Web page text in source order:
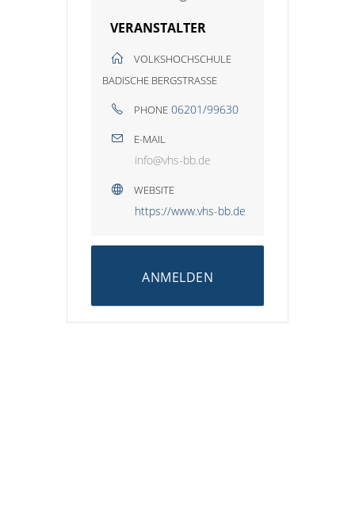
VERANSTALTER
VOLKSHOCHSCHULE
BADISCHE BERGSTRASSE
PHONE 06201/99630
E-MAIL
info@vhs-bb.de
WEBSITE
https://www.vhs-bb.de
ANMELDEN